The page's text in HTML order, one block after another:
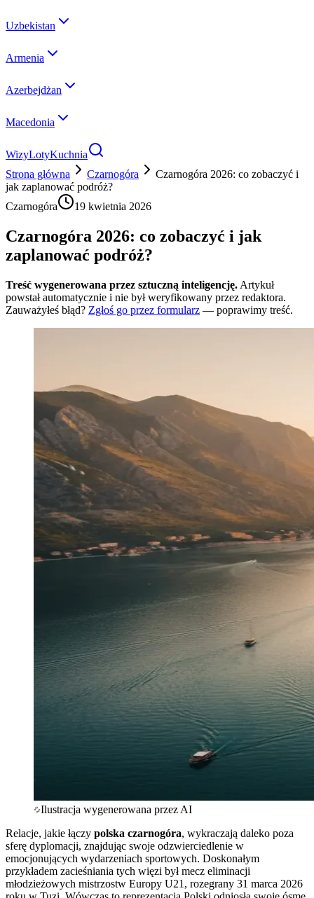
Uzbekistan
Armenia
Azerbejdżan
Macedonia
WizyLotyKuchnia
Strona główna
Czarnogóra
Czarnogóra 2026: co zobaczyć i
jak zaplanować podróż?
Czarnogóra
19 kwietnia 2026
Czarnogóra 2026: co zobaczyć i jak
zaplanować podróż?
Treść wygenerowana przez sztuczną inteligencję. Artykuł
powstał automatycznie i nie był weryfikowany przez redaktora.
Zauważyłeś błąd? Zgłoś go przez formularz — poprawimy treść.
Ilustracja wygenerowana przez AI
Relacje, jakie łączy polska czarnogóra, wykraczają daleko poza
sferę dyplomacji, znajdując swoje odzwierciedlenie w
emocjonujących wydarzeniach sportowych. Doskonałym
przykładem zacieśniania tych więzi był mecz eliminacji
młodzieżowych mistrzostw Europy U21, rozegrany 31 marca 2026